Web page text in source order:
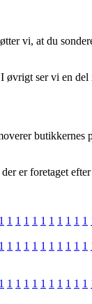
vi, at du
ser vi en
er foretaget
1 1 1 1 1 1 1 1 1 1 1
1 1 1 1 1 1 1 1 1 1 1
1 1 1 1 1 1 1 1 1 1 1